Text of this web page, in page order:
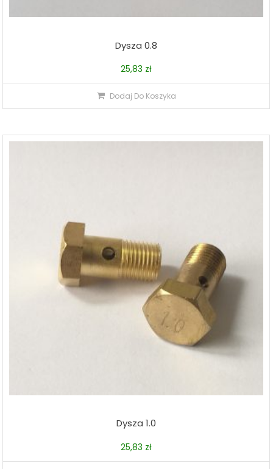
Dysza 0.8
25,83 zł
Dodaj Do Koszyka
Dysza 1.0
25,83 zł